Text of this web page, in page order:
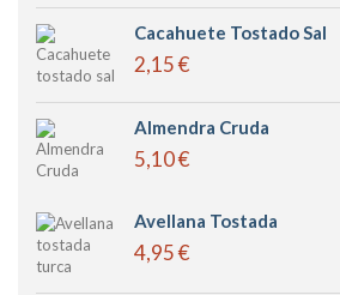
Cacahuete Tostado Sal
2,15 €
Almendra Cruda
5,10 €
Avellana Tostada
4,95 €